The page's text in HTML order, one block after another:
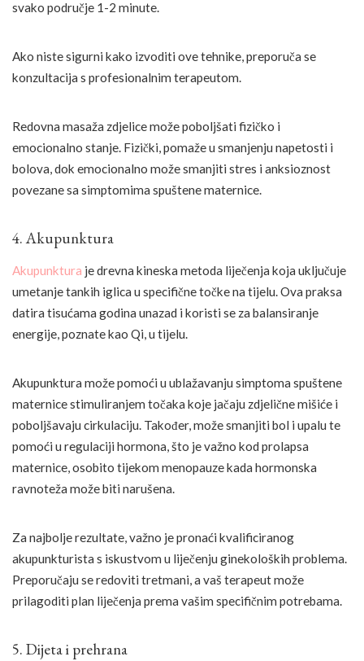
svako područje 1-2 minute.
Ako niste sigurni kako izvoditi ove tehnike, preporuča se
konzultacija s profesionalnim terapeutom.
Redovna masaža zdjelice može poboljšati fizičko i
emocionalno stanje. Fizički, pomaže u smanjenju napetosti i
bolova, dok emocionalno može smanjiti stres i anksioznost
povezane sa simptomima spuštene maternice.
4. Akupunktura
Akupunktura je drevna kineska metoda liječenja koja uključuje
umetanje tankih iglica u specifične točke na tijelu. Ova praksa
datira tisućama godina unazad i koristi se za balansiranje
energije, poznate kao Qi, u tijelu.
Akupunktura može pomoći u ublažavanju simptoma spuštene
maternice stimuliranjem točaka koje jačaju zdjelične mišiće i
poboljšavaju cirkulaciju. Također, može smanjiti bol i upalu te
pomoći u regulaciji hormona, što je važno kod prolapsa
maternice, osobito tijekom menopauze kada hormonska
ravnoteža može biti narušena.
Za najbolje rezultate, važno je pronaći kvalificiranog
akupunkturista s iskustvom u liječenju ginekoloških problema.
Preporučaju se redoviti tretmani, a vaš terapeut može
prilagoditi plan liječenja prema vašim specifičnim potrebama.
5. Dijeta i prehrana